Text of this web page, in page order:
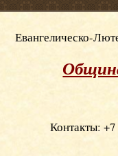
Евангелическо-
Контакты: +7